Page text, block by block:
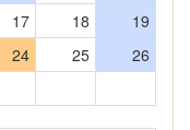
17 18
19
24 25
26